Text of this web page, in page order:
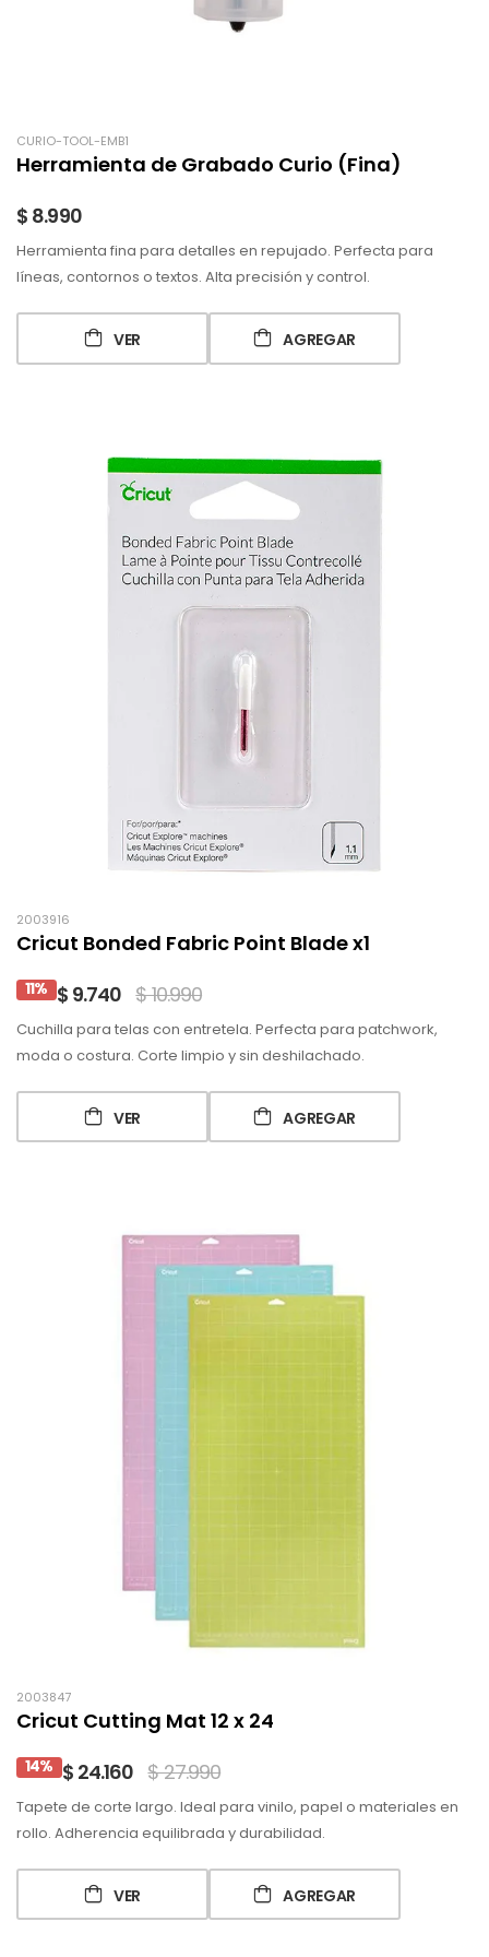
CURIO-TOOL-EMB1
Herramienta de Grabado Curio (Fina)
$ 8.990
Herramienta fina para detalles en repujado. Perfecta para
líneas, contornos o textos. Alta precisión y control.
VER AGREGAR
2003916
Cricut Bonded Fabric Point Blade x1
11% $ 9.740 $ 10.990
Cuchilla para telas con entretela. Perfecta para patchwork,
moda o costura. Corte limpio y sin deshilachado.
VER AGREGAR
2003847
Cricut Cutting Mat 12 x 24
14% $ 24.160 $ 27.990
Tapete de corte largo. Ideal para vinilo, papel o materiales en
rollo. Adherencia equilibrada y durabilidad.
VER AGREGAR